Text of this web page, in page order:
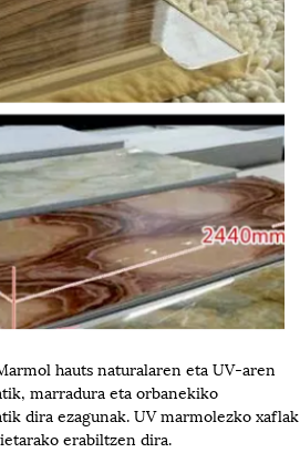
hauts naturalaren eta UV-aren
marradura eta orbanekiko
dira ezagunak. UV marmolezko xaflak
erabiltzen dira.